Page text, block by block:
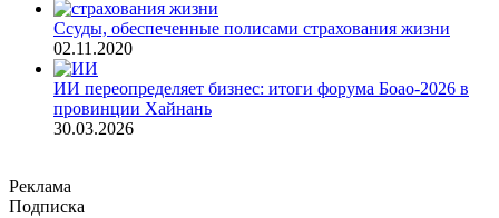
Ссуды, обеспеченные полисами страхования жизни
02.11.2020
ИИ переопределяет бизнес: итоги форума Боао-2026 в
провинции Хайнань
30.03.2026
Реклама
Подписка